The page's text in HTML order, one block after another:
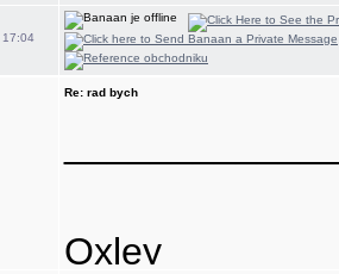
17:04
Re: rad bych
Oxley